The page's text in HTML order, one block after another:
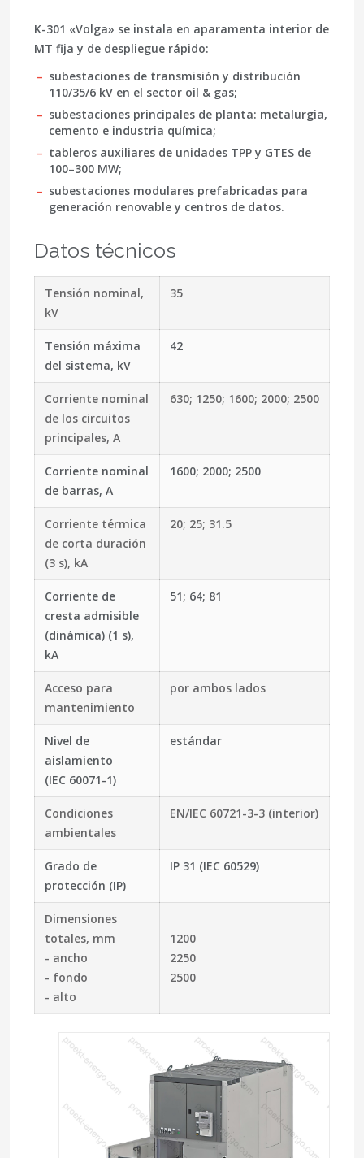
K-301 «Volga» se instala en aparamenta interior de
MT fija y de despliegue rápido:
subestaciones de transmisión y distribución
110/35/6 kV en el sector oil & gas;
subestaciones principales de planta: metalurgia,
cemento e industria química;
tableros auxiliares de unidades TPP y GTES de
100–300 MW;
subestaciones modulares prefabricadas para
generación renovable y centros de datos.
Datos técnicos
Tensión nominal,
kV
35
Tensión máxima
del sistema, kV
42
Corriente nominal
de los circuitos
principales, A
630; 1250; 1600; 2000; 2500
Corriente nominal
de barras, A
1600; 2000; 2500
Corriente térmica
de corta duración
(3 s), kA
20; 25; 31.5
Corriente de
cresta admisible
(dinámica) (1 s),
kA
51; 64; 81
Acceso para
mantenimiento
por ambos lados
Nivel de
aislamiento
(IEC 60071-1)
estándar
Condiciones
ambientales
EN/IEC 60721-3-3 (interior)
Grado de
protección (IP)
IP 31 (IEC 60529)
Dimensiones
totales, mm
- ancho
- fondo
- alto
1200
2250
2500